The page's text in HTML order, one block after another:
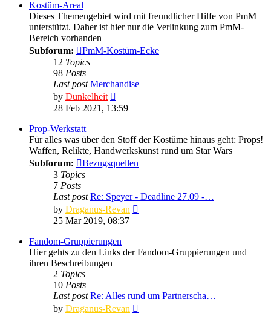
Kostüm-Areal
Dieses Themengebiet wird mit freundlicher Hilfe von PmM
unterstützt. Daher ist hier nur die Verlinkung zum PmM-
Bereich vorhanden
Subforum:
PmM-Kostüm-Ecke
12 Topics
98 Posts
Last post Merchandise
by Dunkelheit
the
28 Feb 2021, 13:59
Prop-Werkstatt
Für alles was über den Stoff der Kostüme hinaus geht: Props!
Waffen, Relikte, Handwerkskunst rund um Star Wars
Subforum:
Bezugsquellen
3 Topics
7 Posts
Last post Re: Speyer - Deadline 27.09 -…
by Draganus-Revan
25 Mar 2019, 08:37
Fandom-Gruppierungen
Hier gehts zu den Links der Fandom-Gruppierungen und
ihren Beschreibungen
2 Topics
10 Posts
Last post Re: Alles rund um Partnerscha…
by Draganus-Revan